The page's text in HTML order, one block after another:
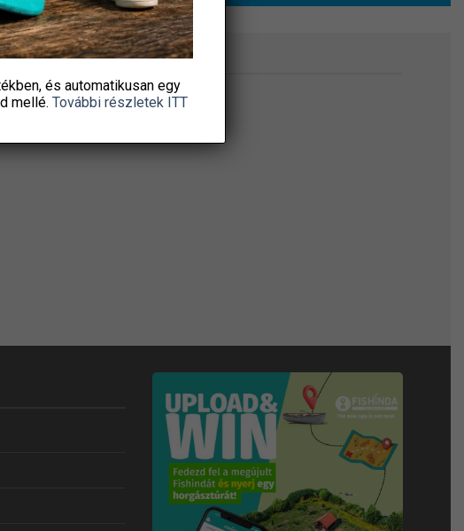
és automatikusan egy
mellé. További részletek ITT